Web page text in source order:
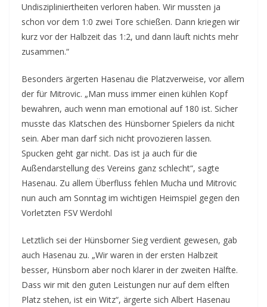
Undiszipliniertheiten verloren haben. Wir mussten ja
schon vor dem 1:0 zwei Tore schießen. Dann kriegen wir
kurz vor der Halbzeit das 1:2, und dann läuft nichts mehr
zusammen.“
Besonders ärgerten Hasenau die Platzverweise, vor allem
der für Mitrovic. „Man muss immer einen kühlen Kopf
bewahren, auch wenn man emotional auf 180 ist. Sicher
musste das Klatschen des Hünsborner Spielers da nicht
sein. Aber man darf sich nicht provozieren lassen.
Spucken geht gar nicht. Das ist ja auch für die
Außendarstellung des Vereins ganz schlecht“, sagte
Hasenau. Zu allem Überfluss fehlen Mucha und Mitrovic
nun auch am Sonntag im wichtigen Heimspiel gegen den
Vorletzten FSV Werdohl
Letztlich sei der Hünsborner Sieg verdient gewesen, gab
auch Hasenau zu. „Wir waren in der ersten Halbzeit
besser, Hünsborn aber noch klarer in der zweiten Hälfte.
Dass wir mit den guten Leistungen nur auf dem elften
Platz stehen, ist ein Witz“, ärgerte sich Albert Hasenau